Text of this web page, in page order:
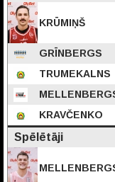
KRŪMIŅŠ
GRĪNBERGS
TRUMEKALNS
KRAVČENKO
Spēlētāji